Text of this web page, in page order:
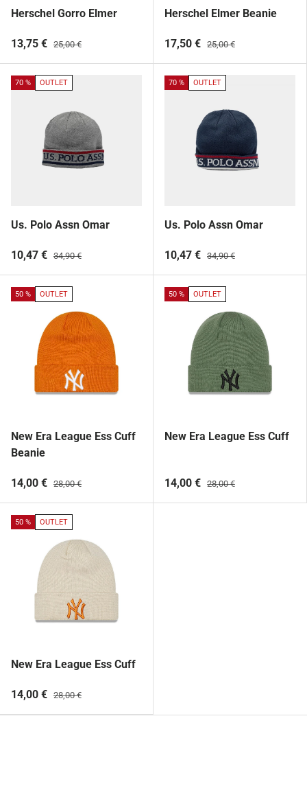
Herschel Gorro Elmer
13,75 € 25,00 €
Herschel Elmer Beanie
17,50 € 25,00 €
70 % OUTLET
Us. Polo Assn Omar
10,47 € 34,90 €
70 % OUTLET
Us. Polo Assn Omar
10,47 € 34,90 €
50 % OUTLET
New Era League Ess Cuff
Beanie
14,00 € 28,00 €
50 % OUTLET
New Era League Ess Cuff
14,00 € 28,00 €
50 % OUTLET
New Era League Ess Cuff
14,00 € 28,00 €